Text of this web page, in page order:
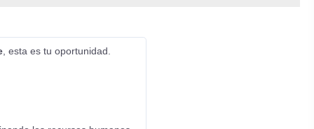
, esta es tu oportunidad.